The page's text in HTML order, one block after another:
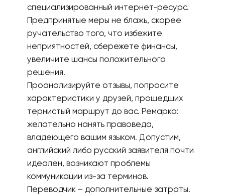
специализированный интернет-ресурс.
Предпринятые меры не блажь, скорее
ручательство того, что избежите
неприятностей, сбережете финансы,
увеличите шансы положительного
решения.
Проанализируйте отзывы, попросите
характеристики у друзей, прошедших
тернистый маршрут до вас. Ремарка:
желательно нанять правоведа,
владеющего вашим языком. Допустим,
английский либо русский заявителя почти
идеален, возникают проблемы
коммуникации из-за терминов.
Переводчик – дополнительные затраты.